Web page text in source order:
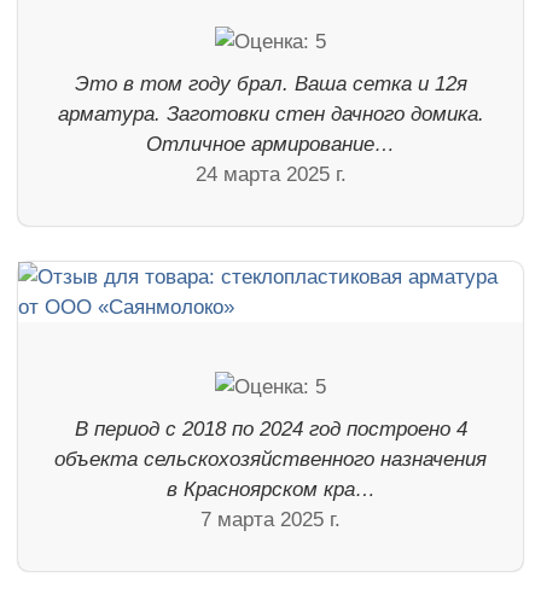
Это в том году брал. Ваша сетка и 12я
арматура. Заготовки стен дачного домика.
Отличное армирование…
24 марта 2025 г.
В период с 2018 по 2024 год построено 4
объекта сельскохозяйственного назначения
в Красноярском кра…
7 марта 2025 г.